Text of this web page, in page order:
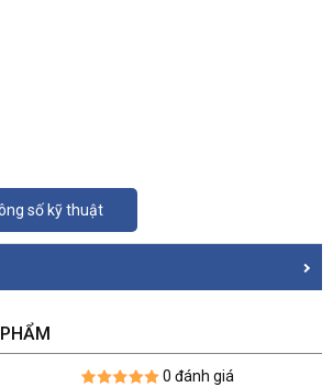
số kỹ thuật
0 đánh giá